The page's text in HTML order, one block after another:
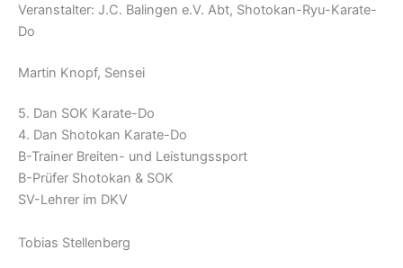
Veranstalter: J.C. Balingen e.V. Abt, Shotokan-Ryu-Karate-
Do
Martin Knopf, Sensei
5. Dan SOK Karate-Do
4. Dan Shotokan Karate-Do
B-Trainer Breiten- und Leistungssport
B-Prüfer Shotokan & SOK
SV-Lehrer im DKV
Tobias Stellenberg